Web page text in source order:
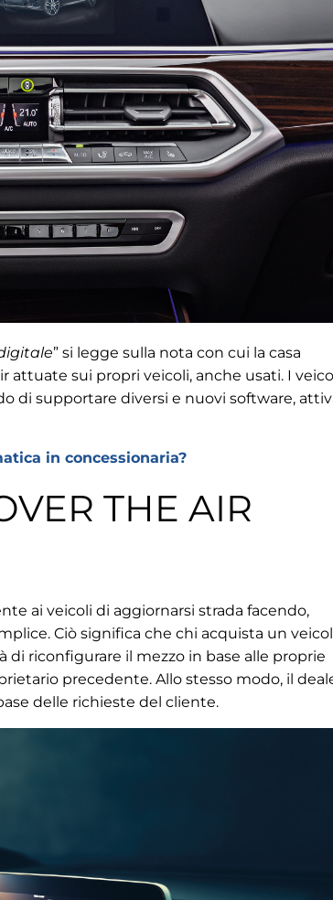
” si legge sulla nota con cui la casa
attuate sui propri veicoli, anche usati. I
di supportare diversi e nuovi software,
in concessionaria?
THE AIR
ai veicoli di aggiornarsi strada facendo,
Ciò significa che chi acquista un
di riconfigurare il mezzo in base alle proprie
precedente. Allo stesso modo, il
delle richieste del cliente.